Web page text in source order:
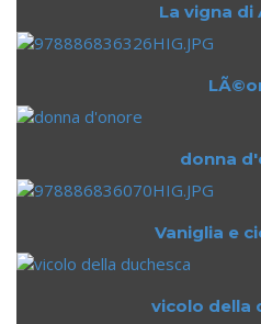
La vigna di
donna
Vaniglia e
vicolo della